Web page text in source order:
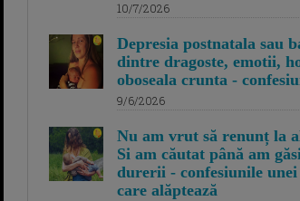
10/7/2026
Depresia postnatala sau
dintre dragoste, emotii,
oboseala crunta -
9/6/2026
Nu am vrut să renunț la
Si am căutat până am
durerii - confesiunile unei
care alăptează